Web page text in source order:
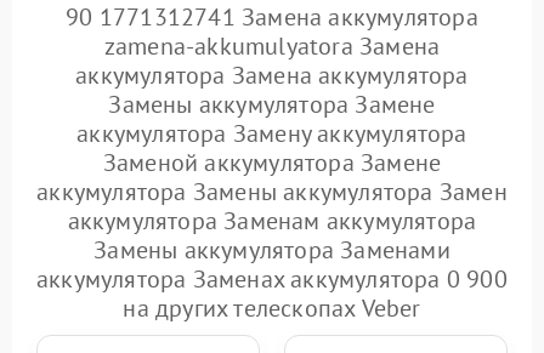
90 1771312741 Замена аккумулятора
zamena-akkumulyatora Замена
аккумулятора Замена аккумулятора
Замены аккумулятора Замене
аккумулятора Замену аккумулятора
Заменой аккумулятора Замене
аккумулятора Замены аккумулятора Замен
аккумулятора Заменам аккумулятора
Замены аккумулятора Заменами
аккумулятора Заменах аккумулятора 0 900
на других телескопах Veber